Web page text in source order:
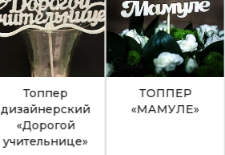
Топпер
дизайнерский
«Дорогой
учительнице»
ТОППЕР
«МАМУЛЕ»